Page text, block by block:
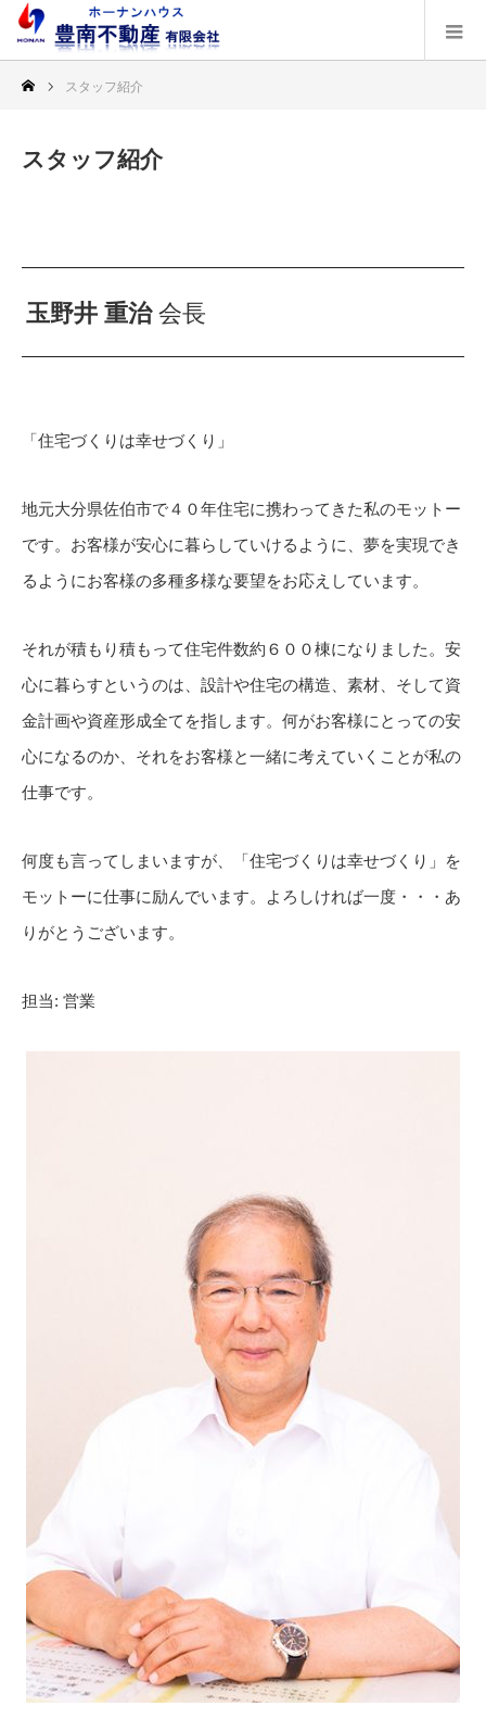
スタッフ紹介
スタッフ紹介
玉野井 重治会長
「住宅づくりは幸せづくり」
地元大分県佐伯市で４０年住宅に携わってきた私のモットー
です。お客様が安心に暮らしていけるように、夢を実現でき
るようにお客様の多種多様な要望をお応えしています。
それが積もり積もって住宅件数約６００棟になりました。安
心に暮らすというのは、設計や住宅の構造、素材、そして資
金計画や資産形成全てを指します。何がお客様にとっての安
心になるのか、それをお客様と一緒に考えていくことが私の
仕事です。
何度も言ってしまいますが、「住宅づくりは幸せづくり」を
モットーに仕事に励んでいます。よろしければ一度・・・あ
りがとうございます。
担当: 営業